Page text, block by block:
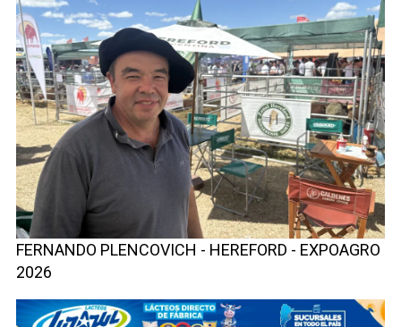
FERNANDO PLENCOVICH - HEREFORD - EXPOAGRO
2026